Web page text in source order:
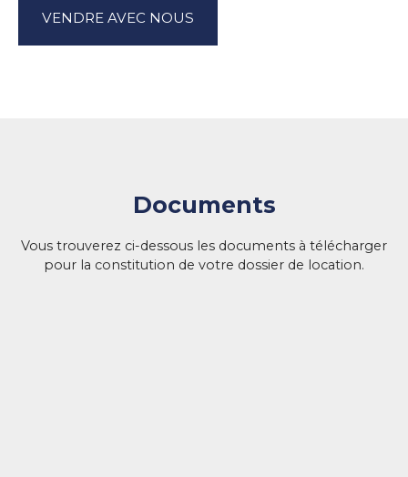
VENDRE AVEC NOUS
Documents
Vous trouverez ci-dessous les documents à télécharger
pour la constitution de votre dossier de location.